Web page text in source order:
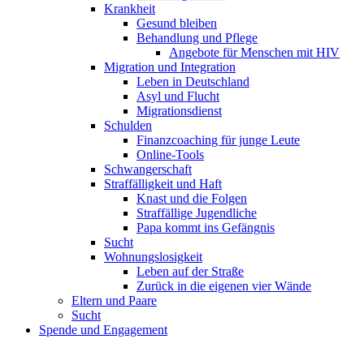
Krankheit
Gesund bleiben
Behandlung und Pflege
Angebote für Menschen mit HIV
Migration und Integration
Leben in Deutschland
Asyl und Flucht
Migrationsdienst
Schulden
Finanzcoaching für junge Leute
Online-Tools
Schwangerschaft
Straffälligkeit und Haft
Knast und die Folgen
Straffällige Jugendliche
Papa kommt ins Gefängnis
Sucht
Wohnungslosigkeit
Leben auf der Straße
Zurück in die eigenen vier Wände
Eltern und Paare
Sucht
Spende und Engagement